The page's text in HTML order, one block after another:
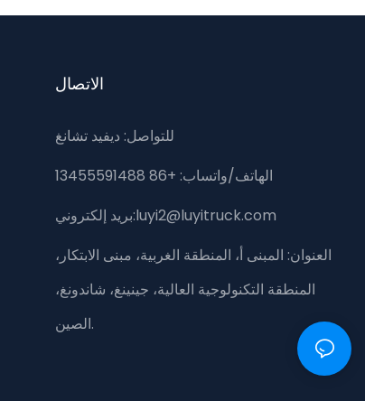
الاتصال
للتواصل: ديفيد تشانغ
الهاتف/واتساب: +86 13455591488
بريد إلكتروني:luyi2@luyitruck.com
العنوان: المبنى أ، المنطقة الغربية، مبنى الابتكار،
المنطقة التكنولوجية العالية، جينينغ، شاندونغ،
الصين.